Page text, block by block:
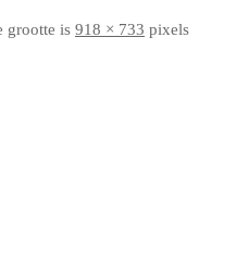
grootte is 918 × 733 pixels